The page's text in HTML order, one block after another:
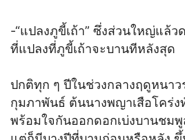
-“แปลงภูขี้เถ้า” ซึ่งส่วนใหญ่แล้ว
ที่แปลงที่ภูขี้เถ้าจะบานทีหลังสุด
ปกติทุก ๆ ปีในช่วงกลางฤดูหนา
กุมภาพันธ์ ต้นนางพญาเสือโคร่ง
พร้อมใจกันออกดอกเบ่งบานชมพู